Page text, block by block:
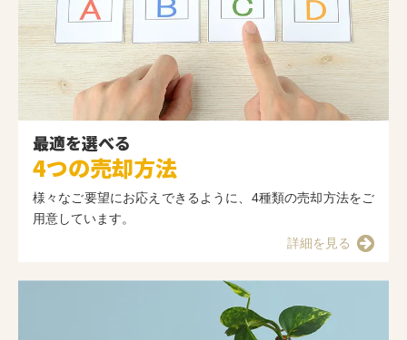
最適を選べる
4つの売却方法
様々なご要望にお応えできるように、4種類の売却方法をご
用意しています。
詳細を見る